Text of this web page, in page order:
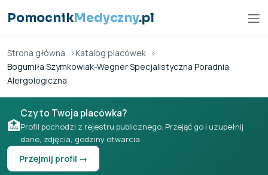
PomocnikMedyczny.pl
Strona główna
Katalog placówek
Bogumiła Szymkowiak-Wegner Specjalistyczna Poradnia
Alergologiczna
🏥
Czy to Twoja placówka?
Profil pochodzi z rejestru publicznego. Przejąć go i uzupełnij
dane, zdjęcia, godziny otwarcia.
Przejmij profil →